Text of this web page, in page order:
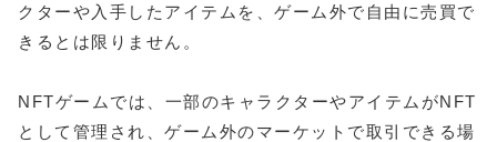
クターや入手したアイテムを、ゲーム外で自由に売買で
きるとは限りません。
NFTゲームでは、一部のキャラクターやアイテムがNFT
として管理され、ゲーム外のマーケットで取引できる場